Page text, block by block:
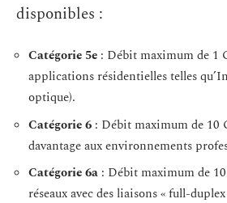
disponibles :
Catégorie 5e : Débit maximum de 1
applications résidentielles telles
optique).
Catégorie 6 : Débit maximum de 10
davantage aux environnements
Catégorie 6a : Débit maximum de
réseaux avec des liaisons « full-